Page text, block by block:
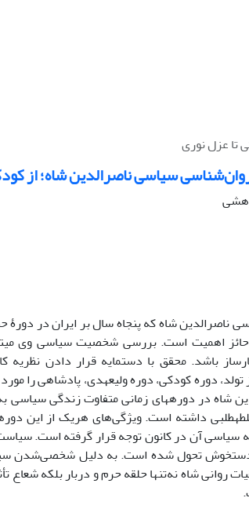
تا عزل نوری
سیاسی ناصرالدین شاه؛ از
ناصرالدین شاه که پنجاه سال بر ایران در
اهمیت است. بررسی شخصیت سیاسی وی
باشد. محقق با دستمایه قرار دادن
تولد، دوره کودکی، دوره ولیعهدی، پادشاهی را
شاه در دوره‏های زمانی متفاوت زندگی
داشته است. ویژگی‌های هریک از این
سیاسی آن در کانون توجه قرار گرفته است.
دستخوش تحول شده است. به دلیل شخصی‌شدن
روانی شاه نه‌تنها حلقه حرم و دربار بلکه شعاع